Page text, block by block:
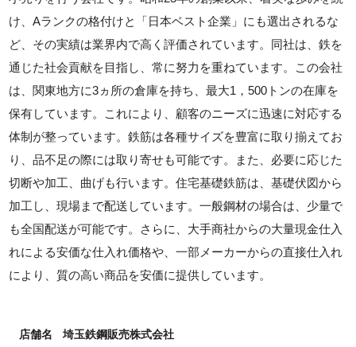
け、Aランクの格付けと「日本ベスト企業」にも選出されるな
ど、その実績は業界内で高く評価されています。同社は、鉄を
通じた社会貢献を目指し、常に努力を重ねています。この会社
は、関東地方に3ヵ所の倉庫を持ち、最大1，500トンの在庫を
保有しています。これにより、顧客のニーズに迅速に対応する
体制が整っています。鉄筋は各種サイズを豊富に取り揃えてお
り、品不足の際には取り寄せも可能です。また、必要に応じた
切断や加工、曲げも行います。住宅基礎鉄筋は、基礎伏図から
加工し、現場まで配送しています。一般鋼材の場合は、少量で
も全国配送が可能です。さらに、大手商社からの大量現金仕入
れによる安価な仕入れ価格や、一部メーカーからの直接仕入れ
により、質の高い商品を安価に提供しています。
店舗名 埼玉鉄鋼販売株式会社